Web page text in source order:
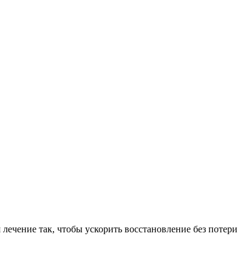
так, чтобы ускорить восстановление без потери